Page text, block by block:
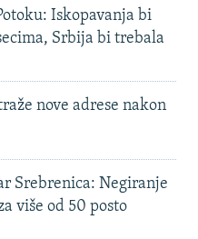
Iskopavanja bi
Srbija bi trebala
nove adrese nakon
Srebrenica: Negiranje
više od 50 posto